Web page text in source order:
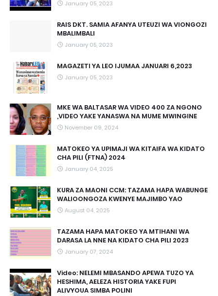
January 05, 2023
RAIS DKT. SAMIA AFANYA UTEUZI WA VIONGOZI
MBALIMBALI
January 05, 2023
MAGAZETI YA LEO IJUMAA JANUARI 6,2023
January 05, 2023
MKE WA BALTASAR WA VIDEO 400 ZA NGONO
,VIDEO YAKE YANASWA NA MUME MWINGINE
November 09, 2024
MATOKEO YA UPIMAJI WA KITAIFA WA KIDATO
CHA PILI (FTNA) 2024
January 04, 2025
KURA ZA MAONI CCM: TAZAMA HAPA WABUNGE
WALIOONGOZA KWENYE MAJIMBO YAO
August 04, 2025
TAZAMA HAPA MATOKEO YA MTIHANI WA
DARASA LA NNE NA KIDATO CHA PILI 2023
January 07, 2024
Video: NELEMI MBASANDO APEWA TUZO YA
HESHIMA, AELEZA HISTORIA YAKE FUPI
ALIVYOUA SIMBA POLINI